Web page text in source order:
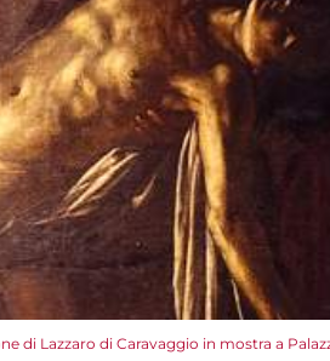
di Lazzaro di Caravaggio in mostra a